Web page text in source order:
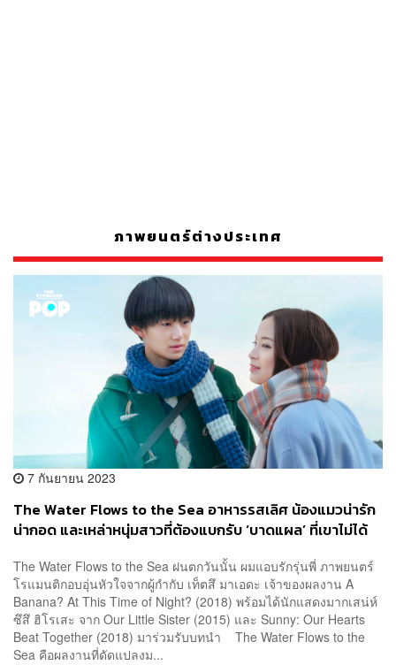
ภาพยนตร์ต่างประเทศ
7 กันยายน 2023
The Water Flows to the Sea อาหารรสเลิศ น้องแมวน่ารัก
น่ากอด และเหล่าหนุ่มสาวที่ต้องแบกรับ ‘บาดแผล’ ที่เขาไม่ได้
The Water Flows to the Sea ฝนตกวันนั้น ผมแอบรักรุ่นพี่ ภาพยนตร์
โรแมนติกอบอุ่นหัวใจจากผู้กำกับ เท็ตสึ มาเอดะ เจ้าของผลงาน A
Banana? At This Time of Night? (2018) พร้อมได้นักแสดงมากเสน่ห์
ซึสึ ฮิโรเสะ จาก Our Little Sister (2015) และ Sunny: Our Hearts
Beat Together (2018) มาร่วมรับบทนำ The Water Flows to the
Sea คือผลงานที่ดัดแปลงม...